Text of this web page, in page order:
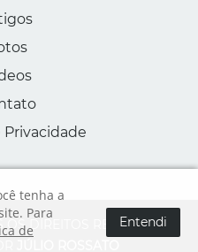
Privacidade
DIREITOS RESERVADOS
tenha a
Para
de
Entendi